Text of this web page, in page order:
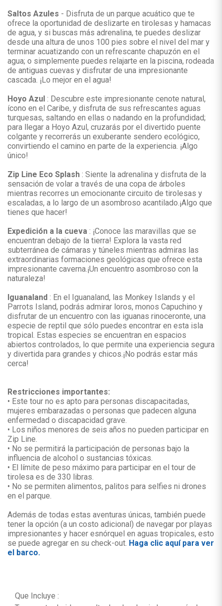
Saltos Azules - Disfruta de un parque acuático que te
ofrece la oportunidad de deslizarte en tirolesas y hamacas
de agua, y si buscas más adrenalina, te puedes deslizar
desde una altura de unos 100 pies sobre el nivel del mar y
terminar acuatizando con un refrescante chapuzón en el
agua; o simplemente puedes relajarte en la piscina, rodeada
de antiguas cuevas y disfrutar de una impresionante
cascada. ¡Lo mejor en el agua!
Hoyo Azul : Descubre este impresionante cenote natural,
ícono en el Caribe, y disfruta de sus refrescantes aguas
turquesas, saltando en ellas o nadando en la profundidad;
para llegar a Hoyo Azul, cruzarás por el divertido puente
colgante y recorrerás un exuberante sendero ecológico,
convirtiendo el camino en parte de la experiencia. ¡Algo
único!
Zip Line Eco Splash : Siente la adrenalina y disfruta de la
sensación de volar a través de una copa de árboles
mientras recorres un emocionante circuito de tirolesas y
escaladas, a lo largo de un asombroso acantilado.¡Algo que
tienes que hacer!
Expedición a la cueva : ¡Conoce las maravillas que se
encuentran debajo de la tierra! Explora la vasta red
subterránea de cámaras y túneles mientras admiras las
extraordinarias formaciones geológicas que ofrece esta
impresionante caverna.¡Un encuentro asombroso con la
naturaleza!
Iguanaland : En el Iguanaland, las Monkey Islands y el
Parrots Island, podrás admirar loros, monos Capuchino y
disfrutar de un encuentro con las iguanas rinoceronte, una
especie de reptil que sólo puedes encontrar en esta isla
tropical. Estas especies se encuentran en espacios
abiertos controlados, lo que permite una experiencia segura
y divertida para grandes y chicos.¡No podrás estar más
cerca!
Restricciones importantes:
• Este tour no es apto para personas discapacitadas,
mujeres embarazadas o personas que padecen alguna
enfermedad o discapacidad grave.
• Los niños menores de seis años no pueden participar en
Zip Line.
• No se permitirá la participación de personas bajo la
influencia de alcohol o sustancias tóxicas.
• El límite de peso máximo para participar en el tour de
tirolesa es de 330 libras.
• No se permiten alimentos, palitos para selfies ni drones
en el parque.
Además de todas estas aventuras únicas, también puede
tener la opción (a un costo adicional) de navegar por playas
impresionantes y hacer esnórquel en aguas tropicales, esto
se puede agregar en su check-out. Haga clic aquí para ver
el barco.
Que Incluye :